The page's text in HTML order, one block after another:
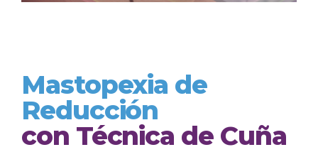
Mastopexia de
Reducción
con Técnica de Cuña